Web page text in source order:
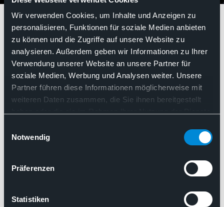
Wir verwenden Cookies, um Inhalte und Anzeigen zu
personalisieren, Funktionen für soziale Medien anbieten
zu können und die Zugriffe auf unsere Website zu
analysieren. Außerdem geben wir Informationen zu Ihrer
Verwendung unserer Website an unsere Partner für
soziale Medien, Werbung und Analysen weiter. Unsere
Partner führen diese Informationen möglicherweise mit
weiteren Daten zusammen, die Sie ihnen bereitgestellt
Cookies, wenn Sie unsere Webseite weiterhin nutzen.
Notwendig
Präferenzen
Statistiken
IVDR-Empfehlungen
IVDR-Empfehlungen
Nach Relevanz sortieren